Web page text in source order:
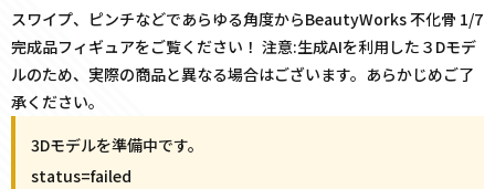
スワイプ、ピンチなどであらゆる角度からBeautyWorks 不化骨 1/7
完成品フィギュアをご覧ください！ 注意:生成AIを利用した３Dモデ
ルのため、実際の商品と異なる場合はございます。あらかじめご了
承ください。
3Dモデルを準備中です。
status=failed